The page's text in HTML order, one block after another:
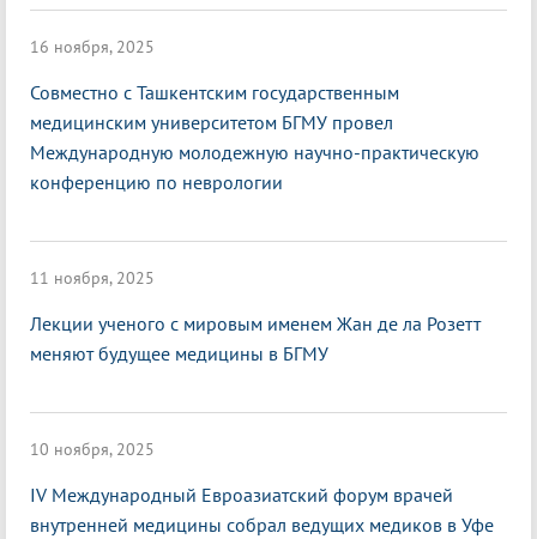
16 ноября, 2025
Совместно с Ташкентским государственным
медицинским университетом БГМУ провел
Международную молодежную научно-практическую
конференцию по неврологии
11 ноября, 2025
Лекции ученого с мировым именем Жан де ла Розетт
меняют будущее медицины в БГМУ
10 ноября, 2025
IV Международный Евроазиатский форум врачей
внутренней медицины собрал ведущих медиков в Уфе